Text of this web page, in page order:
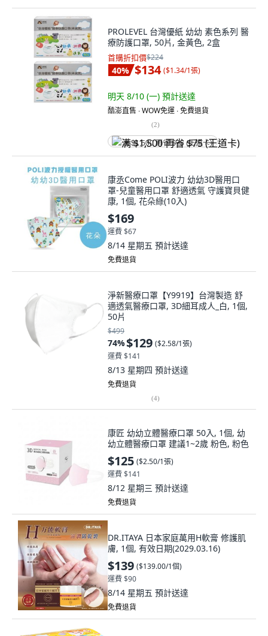
PROLEVEL 台灣優紙 幼幼 素色系列 醫
療防護口罩, 50片, 金黃色, 2盒
首購折扣價$224
40% $134 ($1.34/1張)
明天 8/10 (一) 預計送達
酷澎直售 ∙ WOW免運 ∙ 免費退貨
(2)
满 $1,500 再省 $75 (王道卡)
康丞Come POLI波力 幼幼3D醫用口
罩-兒童醫用口罩 舒適透氣 守護寶貝健
康, 1個, 花朵綠(10入)
$169
運費 $67
8/14 星期五 預計送達
免費退貨
淨新醫療口罩【Y9919】台灣製造 舒
適透氣醫療口罩, 3D細耳成人_白, 1個,
50片
$499
74%$129 ($2.58/1張)
運費 $141
8/13 星期四 預計送達
免費退貨
(4)
康匠 幼幼立體醫療口罩 50入, 1個, 幼
幼立體醫療口罩 建議1~2歲 粉色, 粉色
$125 ($2.50/1張)
運費 $141
8/12 星期三 預計送達
免費退貨
DR.ITAYA 日本家庭萬用H軟膏 修護肌
膚, 1個, 有效日期(2029.03.16)
$139 ($139.00/1個)
運費 $90
8/14 星期五 預計送達
免費退貨